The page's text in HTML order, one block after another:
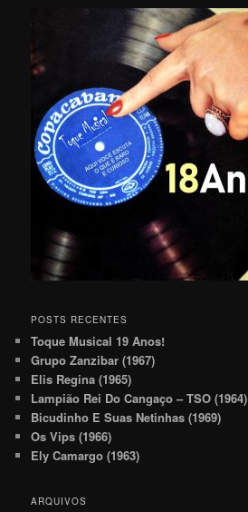
POSTS RECENTES
Toque Musical 19 Anos!
Grupo Zanzibar (1967)
Elis Regina (1965)
Lampião Rei Do Cangaço – TSO (1964)
Bicudinho E Suas Netinhas (1969)
Os Vips (1966)
Ely Camargo (1963)
ARQUIVOS